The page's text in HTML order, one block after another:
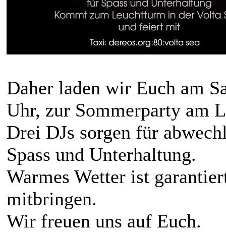
Daher laden wir Euch am
Uhr, zur Sommerparty am
Drei DJs sorgen für
Spass und Unterhaltung.
Warmes Wetter ist
mitbringen.
Wir freuen uns auf Euch.